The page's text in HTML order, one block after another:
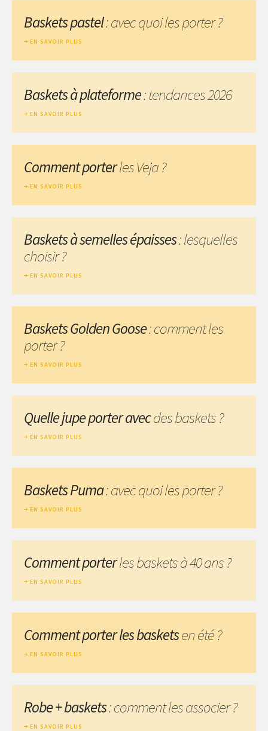
Baskets pastel: avec quoi les porter ?
EN SAVOIR PLUS
Baskets à plateforme: tendances 2026
EN SAVOIR PLUS
Comment porterles Veja ?
EN SAVOIR PLUS
Baskets à semelles épaisses: lesquelles
choisir ?
EN SAVOIR PLUS
Baskets Golden Goose: comment les
porter ?
EN SAVOIR PLUS
Quelle jupe porter avecdes baskets ?
EN SAVOIR PLUS
Baskets Puma: avec quoi les porter ?
EN SAVOIR PLUS
Comment porterles baskets à 40 ans ?
EN SAVOIR PLUS
Comment porter les basketsen été ?
EN SAVOIR PLUS
Robe + baskets: comment les associer ?
EN SAVOIR PLUS